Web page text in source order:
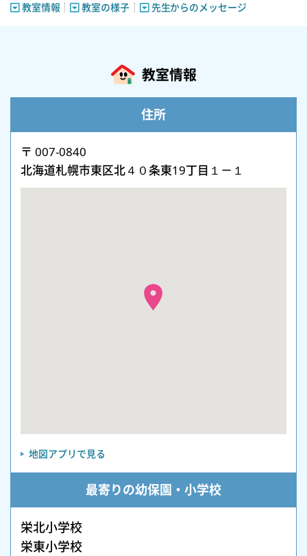
教室情報 教室の様子 先生からのメッセージ
教室情報
住所
〒 007-0840
北海道札幌市東区北４０条東19丁目１－１
地図アプリで見る
最寄りの幼保園・小学校
栄北小学校
栄東小学校